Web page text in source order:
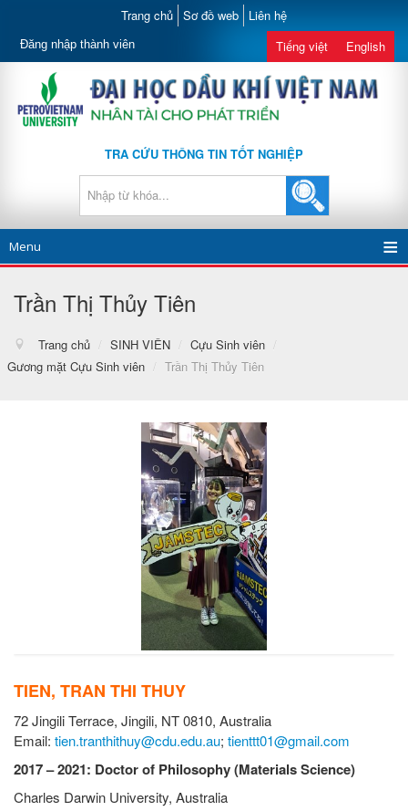
Trang chủ Sơ đồ web Liên hệ
Đăng nhập thành viên Tiếng việt English
TRA CỨU THÔNG TIN TỐT NGHIỆP
Menu
Trần Thị Thủy Tiên
Trang chủ / SINH VIÊN / Cựu Sinh viên
/
Gương mặt Cựu Sinh viên / Trần Thị Thủy Tiên
TIEN, TRAN THI THUY
72 Jingili Terrace, Jingili, NT 0810, Australia
Email: tien.tranthithuy@cdu.edu.au; tienttt01@gmail.com
2017 – 2021: Doctor of Philosophy (Materials Science)
Charles Darwin University, Australia